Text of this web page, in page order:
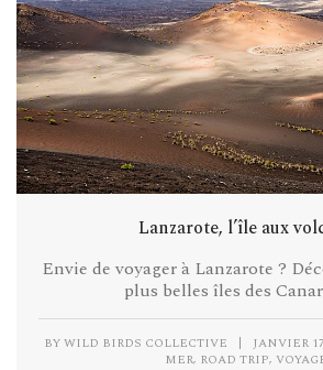
Lanzarote, l’île aux
Envie de voyager à Lanzarote ?
plus belles îles des
BYWILD BIRDS COLLECTIVE | JANVIER
MER, ROAD TRIP,